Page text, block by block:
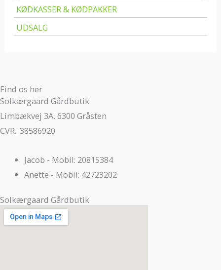
KØDKASSER & KØDPAKKER
UDSALG
Find os her
Solkærgaard Gårdbutik
Limbækvej 3A, 6300 Gråsten
CVR.: 38586920
Jacob - Mobil: 20815384
Anette - Mobil: 42723202
Solkærgaard Gårdbutik